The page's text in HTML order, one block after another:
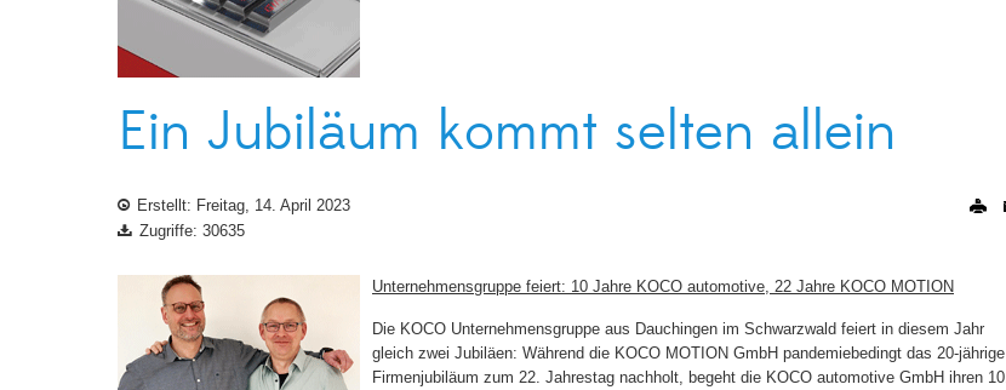
Ein Jubiläum kommt selten allein
Erstellt: Freitag, 14. April 2023
Zugriffe: 30635
Unternehmensgruppe feiert: 10 Jahre KOCO automotive, 22 Jahre KOCO MOTION
Die KOCO Unternehmensgruppe aus Dauchingen im Schwarzwald feiert in diesem Jahr
gleich zwei Jubiläen: Während die KOCO MOTION GmbH pandemiebedingt das 20-jährige
Firmenjubiläum zum 22. Jahrestag nachholt, begeht die KOCO automotive GmbH ihren 10.